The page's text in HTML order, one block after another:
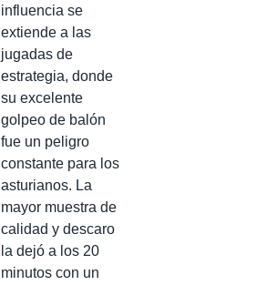
influencia se
extiende a las
jugadas de
estrategia, donde
su excelente
golpeo de balón
fue un peligro
constante para los
asturianos. La
mayor muestra de
calidad y descaro
la dejó a los 20
minutos con un